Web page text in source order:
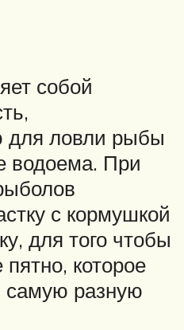
собой
для ловли рыбы
водоема. При
с кормушкой
для того чтобы
которое
самую разную